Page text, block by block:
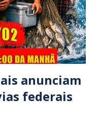
se do local sem
e Danos ​A
acionada para atender a
anunciam
federais